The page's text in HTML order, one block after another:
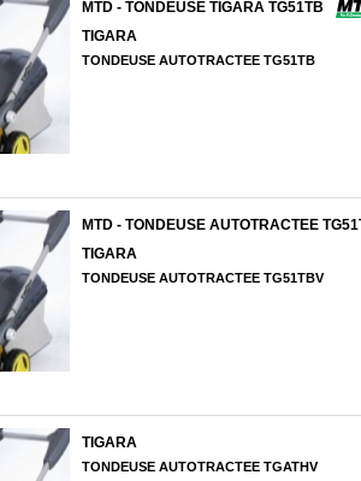
MTD - TONDEUSE TIGARA TG51TB
TIGARA
TONDEUSE AUTOTRACTEE TG51TB
MTD - TONDEUSE AUTOTRACTEE
TIGARA
TONDEUSE AUTOTRACTEE TG51TBV
TIGARA
TONDEUSE AUTOTRACTEE TGATHV